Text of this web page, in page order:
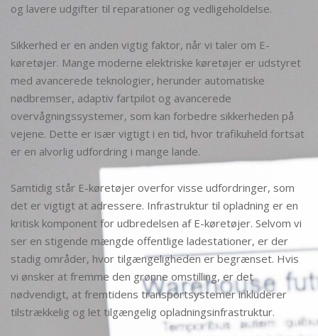
og lavere udgifter til reparationer og vedligeholdelse.
Sikkerhed er en anden vigtig faktor, når vi taler om E-
køretøjer. Mange moderne elektriske køretøjer er udstyret
med avancerede teknologier, herunder automatiske
nødbremser, adaptiv fartpilot og avancerede
overvågningssystemer, som kan forbedre sikkerheden på
vejene. Dette er især vigtigt i en tid, hvor trafikuheld fortsat
er en alvorlig udfordring i mange lande.
Samtidig står E-køretøjer overfor visse udfordringer, som
det er vigtigt at adressere. Infrastruktur til opladning er en
kritisk komponent for udbredelsen af E-køretøjer. Selvom vi
ser en stigende mængde offentlige ladestationer, er der
stadig områder, hvor tilgængeligheden er begrænset. Hvis
vi ønsker at fremme den grønne omstilling, er det
nødvendigt, at fremtidens transportsystemer inkluderer
tilstrækkelig og let tilgængelig opladningsinfrastruktur.